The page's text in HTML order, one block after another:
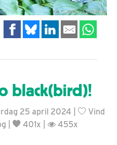
black(bird)!
25 april 2024 |
Vind
401x | 455x